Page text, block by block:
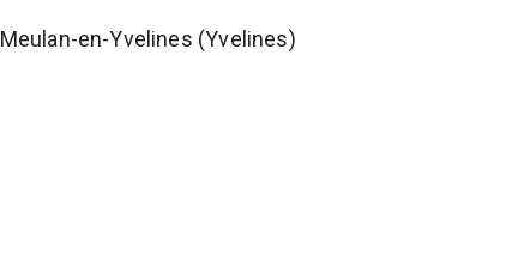
Meulan-en-Yvelines (Yvelines)